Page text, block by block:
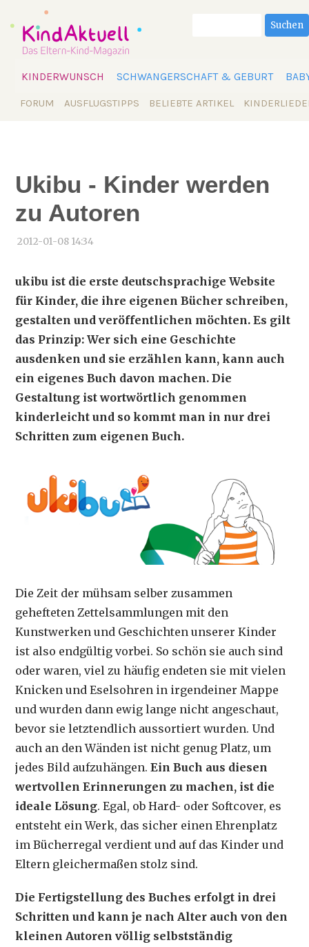
überspringen
KINDERWUNSCH SCHWANGERSCHAFT & GEBURT
Navigation
FORUM AUSFLUGSTIPPS BELIEBTE ARTIKEL
Suchen
Ukibu - Kinder werden
zu Autoren
2012-01-08 14:34
ukibu ist die erste deutschsprachige Website
für Kinder, die ihre eigenen Bücher schreiben,
gestalten und veröffentlichen möchten. Es gilt
das Prinzip: Wer sich eine Geschichte
ausdenken und sie erzählen kann, kann auch
ein eigenes Buch davon machen. Die
Gestaltung ist wortwörtlich genommen
kinderleicht und so kommt man in nur drei
Schritten zum eigenen Buch.
Die Zeit der mühsam selber zusammen
gehefteten Zettelsammlungen mit den
Kunstwerken und Geschichten unserer Kinder
ist also endgültig vorbei. So schön sie auch sind
oder waren, viel zu häufig endeten sie mit vielen
Knicken und Eselsohren in irgendeiner Mappe
und wurden dann ewig lange nicht angeschaut,
bevor sie letztendlich aussortiert wurden. Und
auch an den Wänden ist nicht genug Platz, um
jedes Bild aufzuhängen.Ein Buch aus diesen
wertvollen Erinnerungen zu machen, ist die
ideale Lösung. Egal, ob Hard- oder Softcover, es
entsteht ein Werk, das sicher einen Ehrenplatz
im Bücherregal verdient und auf das Kinder und
Eltern gleichermaßen stolz sind.
Die Fertigstellung des Buches erfolgt in drei
Schritten und kann je nach Alter auch von den
kleinen Autoren völlig selbstständig